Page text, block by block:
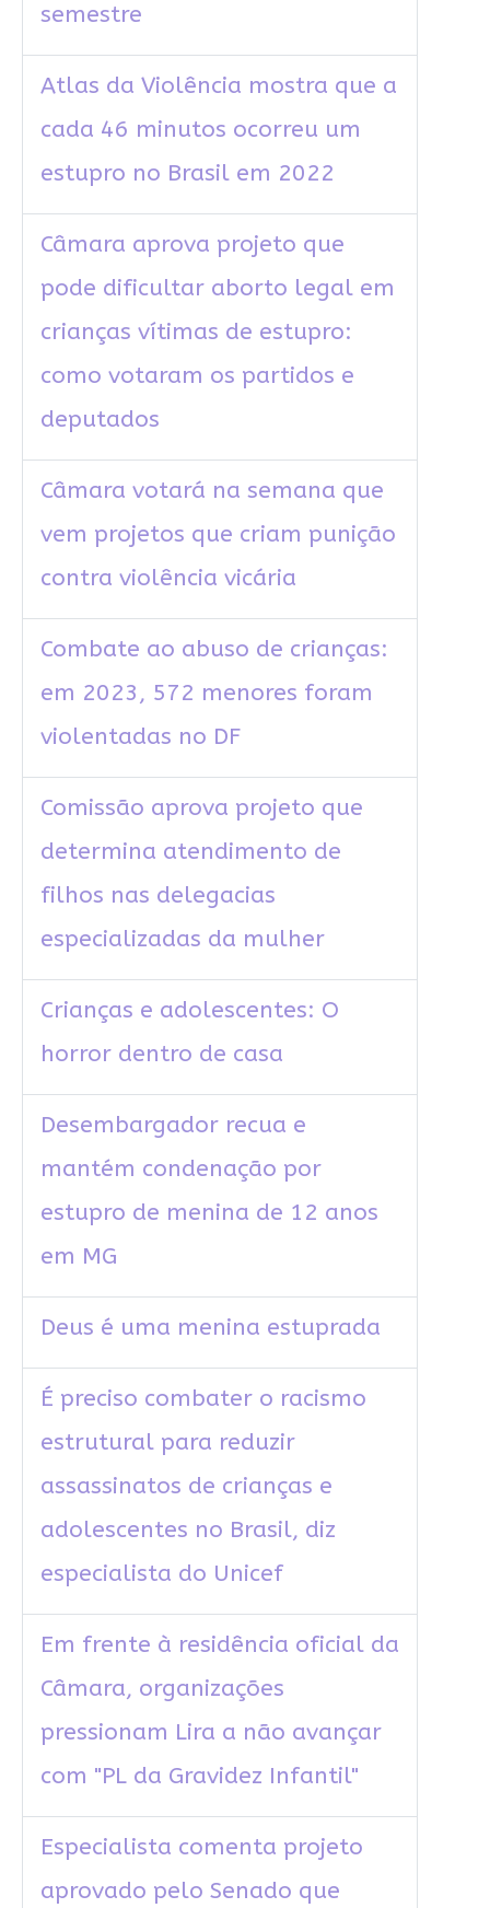
semestre
Atlas da Violência mostra que a
cada 46 minutos ocorreu um
estupro no Brasil em 2022
Câmara aprova projeto que
pode dificultar aborto legal em
crianças vítimas de estupro:
como votaram os partidos e
deputados
Câmara votará na semana que
vem projetos que criam punição
contra violência vicária
Combate ao abuso de crianças:
em 2023, 572 menores foram
violentadas no DF
Comissão aprova projeto que
determina atendimento de
filhos nas delegacias
especializadas da mulher
Crianças e adolescentes: O
horror dentro de casa
Desembargador recua e
mantém condenação por
estupro de menina de 12 anos
em MG
Deus é uma menina estuprada
É preciso combater o racismo
estrutural para reduzir
assassinatos de crianças e
adolescentes no Brasil, diz
especialista do Unicef
Em frente à residência oficial da
Câmara, organizações
pressionam Lira a não avançar
com "PL da Gravidez Infantil"
Especialista comenta projeto
aprovado pelo Senado que